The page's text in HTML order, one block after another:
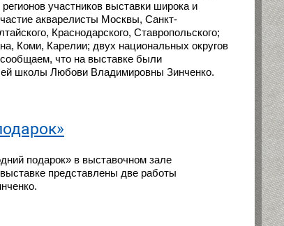
участников выставки широка и
акварелисты Москвы, Санкт-
Краснодарского, Ставропольского;
Коми, Карелии; двух национальных округов
что на выставке были
школы Любови Владимировны Зинченко.
подарок» в выставочном зале
представлены две работы